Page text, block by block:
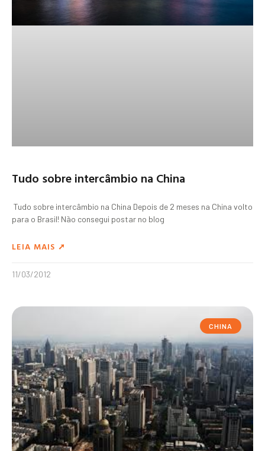
Tudo sobre intercâmbio na China
Tudo sobre intercâmbio na China Depois de 2 meses na China volto
para o Brasil! Não consegui postar no blog
LEIA MAIS ➚
11/03/2012
CHINA